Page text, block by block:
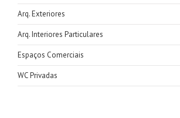
Arq. Exteriores
Arq. Interiores Particulares
Espaços Comerciais
WC Privadas